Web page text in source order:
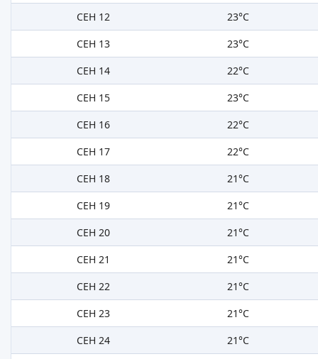
СЕН 12
23°C
СЕН 13
23°C
СЕН 14
22°C
СЕН 15
23°C
СЕН 16
22°C
СЕН 17
22°C
СЕН 18
21°C
СЕН 19
21°C
СЕН 20
21°C
СЕН 21
21°C
СЕН 22
21°C
СЕН 23
21°C
СЕН 24
21°C